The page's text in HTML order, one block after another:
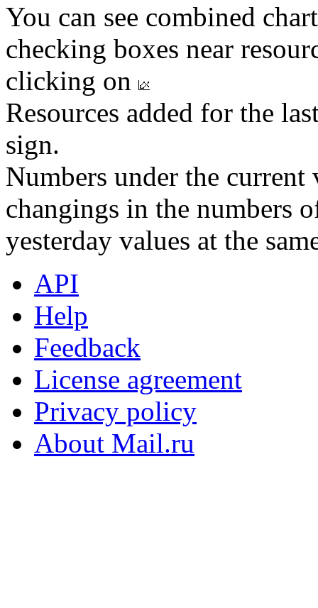
You can see combined
checking boxes near
clicking on
Resources added for the
sign.
Numbers under the
changings in the numbers
yesterday values at the
API
Help
Feedback
License agreement
Privacy policy
About Mail.ru